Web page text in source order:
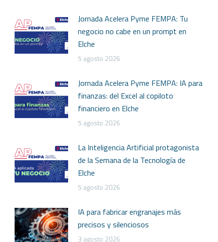
Jornada Acelera Pyme FEMPA: Tu
negocio no cabe en un prompt en
Elche
5 agosto 2026
Jornada Acelera Pyme FEMPA: IA para
finanzas: del Excel al copiloto
financiero en Elche
5 agosto 2026
La Inteligencia Artificial protagonista
de la Semana de la Tecnología de
Elche
5 agosto 2026
IA para fabricar engranajes más
precisos y silenciosos
3 agosto 2026